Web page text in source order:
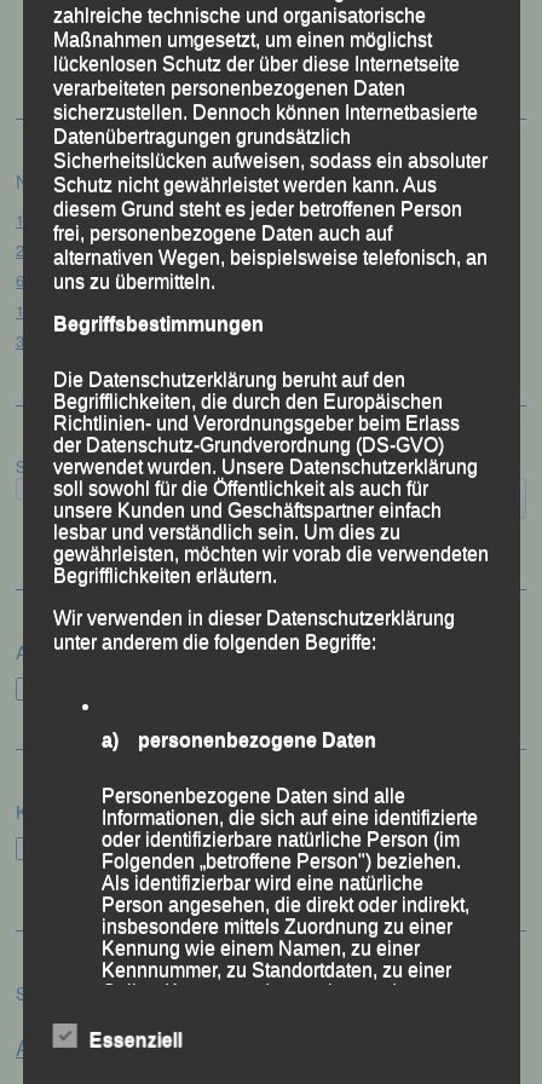
50 Jahre LG Passau
Festzschrift
Neueste Beiträge
15. Pörndorfer Sommernachtslauf – Pörndorf, 01.08.2026
20. Goldener Steig-Lauf – Stozec/Tusset, 01.08.2026
61. Bergsportfest – Ortenburg, 26.07.2026
12. Loser Berglauf – Altaussee/Österreich, 25.07.2026
32. Sommerbiathlon – Passau, 18.07.2026
Suchen
Archiv
Archiv
Kategorien
Kategorien
Schlagwörter
Alex SellnerAnna Drexler
zahlreiche technische und organisatorische
Maßnahmen umgesetzt, um einen möglichst
lückenlosen Schutz der über diese Internetseite
verarbeiteten personenbezogenen Daten
sicherzustellen. Dennoch können Internetbasierte
Datenübertragungen grundsätzlich
Sicherheitslücken aufweisen, sodass ein absoluter
Schutz nicht gewährleistet werden kann. Aus
diesem Grund steht es jeder betroffenen Person
frei, personenbezogene Daten auch auf
alternativen Wegen, beispielsweise telefonisch, an
uns zu übermitteln.
Begriffsbestimmungen
Die Datenschutzerklärung beruht auf den
Begrifflichkeiten, die durch den Europäischen
Richtlinien- und Verordnungsgeber beim Erlass
der Datenschutz-Grundverordnung (DS-GVO)
verwendet wurden. Unsere Datenschutzerklärung
soll sowohl für die Öffentlichkeit als auch für
unsere Kunden und Geschäftspartner einfach
lesbar und verständlich sein. Um dies zu
gewährleisten, möchten wir vorab die verwendeten
Begrifflichkeiten erläutern.
Wir verwenden in dieser Datenschutzerklärung
unter anderem die folgenden Begriffe:
a) personenbezogene Daten
Personenbezogene Daten sind alle
Informationen, die sich auf eine identifizierte
oder identifizierbare natürliche Person (im
Folgenden „betroffene Person") beziehen.
Als identifizierbar wird eine natürliche
Person angesehen, die direkt oder indirekt,
insbesondere mittels Zuordnung zu einer
Kennung wie einem Namen, zu einer
Kennnummer, zu Standortdaten, zu einer
Online-Kennung oder zu einem oder
Ausdruck der physischen, physiologischen,
Essenziell